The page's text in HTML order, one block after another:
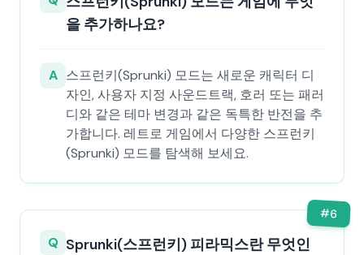
을 추가하나요?
A 스프런키(Sprunki) 모드는 새로운 캐릭터 디
자인, 사용자 지정 사운드트랙, 호러 또는 패러
디와 같은 테마 변경과 같은 독특한 반전을 추
가합니다. 레트로 게임에서 다양한 스프런키
(Sprunki) 모드를 탐색해 보세요.
#6
Q Sprunki(스프런키) 피라믹스란 무엇인